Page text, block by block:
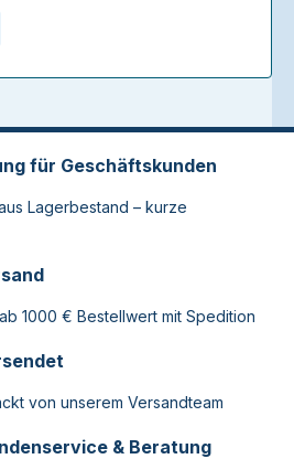
für Geschäftskunden
Lagerbestand – kurze
1000 € Bestellwert mit Spedition
von unserem Versandteam
& Beratung